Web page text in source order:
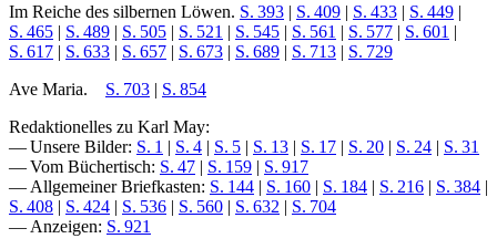
Im Reiche des silbernen Löwen. S. 393 | S. 409 | S. 433 | S. 449 |
S. 465 | S. 489 | S. 505 | S. 521 | S. 545 | S. 561 | S. 577 | S. 601 |
S. 617 | S. 633 | S. 657 | S. 673 | S. 689 | S. 713 | S. 729
Ave Maria.
S. 703 | S. 854
Redaktionelles zu Karl May:
— Unsere Bilder: S. 1 | S. 4 | S. 5 | S. 13 | S. 17 | S. 20 | S. 24 | S. 31
— Vom Büchertisch: S. 47 | S. 159 | S. 917
— Allgemeiner Briefkasten: S. 144 | S. 160 | S. 184 | S. 216 | S. 384 |
S. 408 | S. 424 | S. 536 | S. 560 | S. 632 | S. 704
— Anzeigen: S. 921